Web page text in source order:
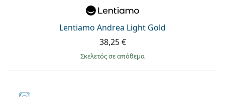
Lentiamo Andrea Light Gold
38,25 €
σκελετός σε απόθεμα